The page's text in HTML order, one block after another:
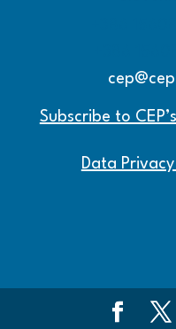
Subscribe to
Data